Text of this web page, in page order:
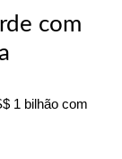
com
1 bilhão com